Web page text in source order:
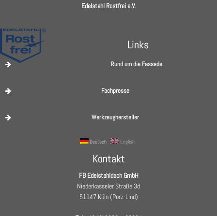
Edelstahl Rostfrei e.V.
Links
Rund um die Fassade
Fachpresse
Werkzeughersteller
Deutsch English
Kontakt
FB Edelstahldach GmbH
Niederkasseler Straße 3d
51147 Köln (Porz-Lind)